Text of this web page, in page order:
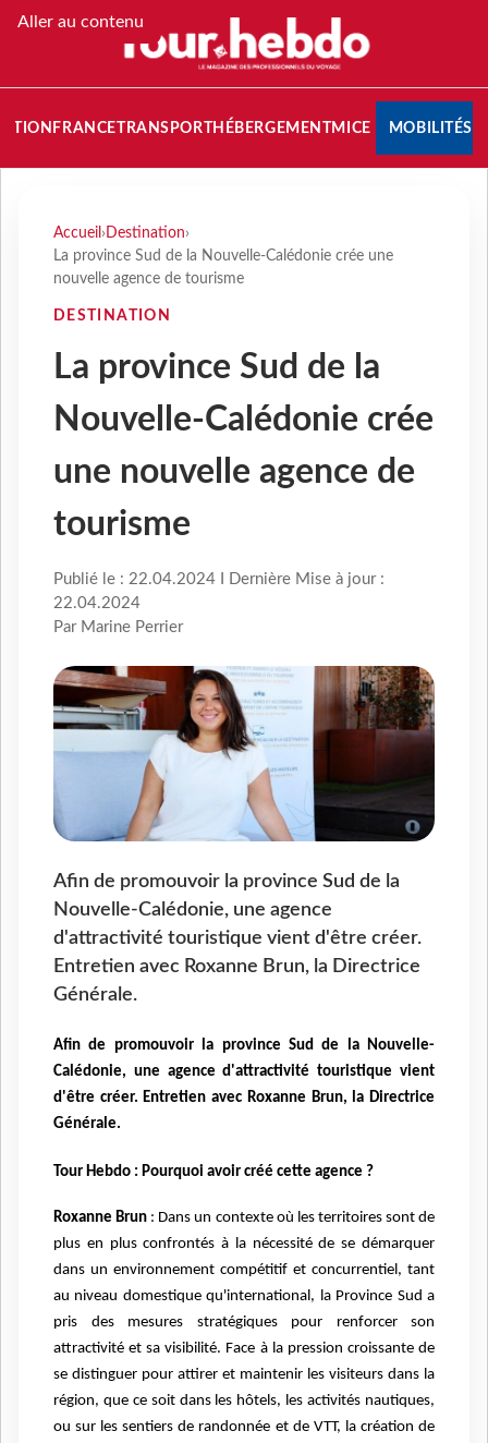
Aller au contenu
FRANCETRANSPORT HÉBERGEMENTMICE MOBILITÉS
Accueil › Destination›
La province Sud de la Nouvelle-Calédonie crée une
nouvelle agence de tourisme
DESTINATION
La province Sud de la
Nouvelle-Calédonie crée
une nouvelle agence de
tourisme
Publié le : 22.04.2024 I Dernière Mise à jour :
22.04.2024
Par Marine Perrier
Afin de promouvoir la province Sud de la
Nouvelle-Calédonie, une agence
d'attractivité touristique vient d'être créer.
Entretien avec Roxanne Brun, la Directrice
Générale.
Afin de promouvoir la province Sud de la Nouvelle-
Calédonie, une agence d'attractivité touristique vient
d'être créer. Entretien avec Roxanne Brun, la Directrice
Générale.
Tour Hebdo : Pourquoi avoir créé cette agence ?
Roxanne Brun : Dans un contexte où les territoires sont de
plus en plus confrontés à la nécessité de se démarquer
dans un environnement compétitif et concurrentiel, tant
au niveau domestique qu'international, la Province Sud a
pris des mesures stratégiques pour renforcer son
attractivité et sa visibilité. Face à la pression croissante de
se distinguer pour attirer et maintenir les visiteurs dans la
région, que ce soit dans les hôtels, les activités nautiques,
ou sur les sentiers de randonnée et de VTT, la création de